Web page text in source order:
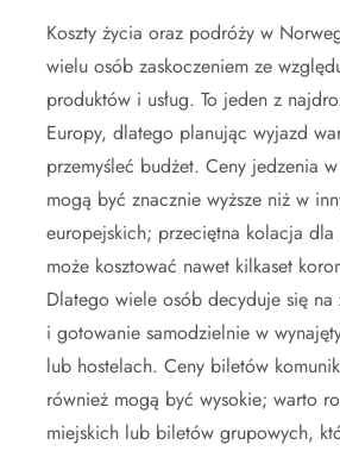
Koszty życia oraz podróży w
wielu osób zaskoczeniem ze
produktów i usług. To jeden z
Europy, dlatego planując wyjazd
przemyśleć budżet. Ceny jedzenia
mogą być znacznie wyższe niż w
europejskich; przeciętna kolacja
może kosztować nawet kilkaset
Dlatego wiele osób decyduje się na
i gotowanie samodzielnie w
lub hostelach. Ceny biletów
również mogą być wysokie; warto
miejskich lub biletów grupowych,